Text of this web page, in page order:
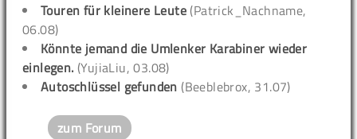
Touren für kleinere Leute (Patrick_Nachname,
06.08)
Könnte jemand die Umlenker Karabiner wieder
einlegen. (YujiaLiu, 03.08)
Autoschlüssel gefunden (Beeblebrox, 31.07)
zum Forum